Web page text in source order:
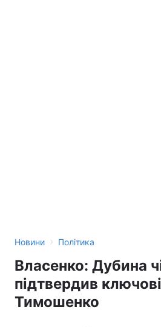
Новини › Політика
Власенко: Дубина
підтвердив
Тимошенко